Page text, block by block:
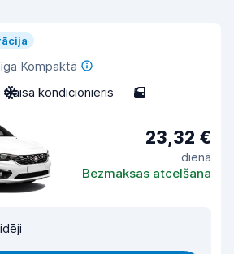
Kompaktā
Gaisa kondicionieris 5
23,32 €
dienā
Bezmaksas atcelšana